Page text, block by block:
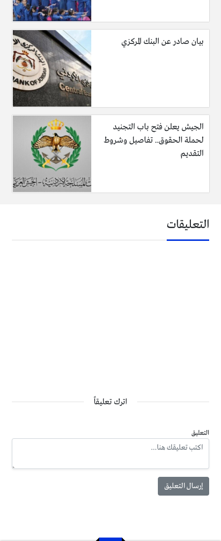
(الوكيل)
بيان صادر عن البنك المركزي
الجيش يعلن فتح باب التجنيد
لحملة الحقوق.. تفاصيل وشروط
التقديم
التعليقات
اترك تعليقاً
التعليق